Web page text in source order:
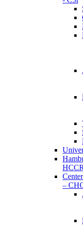
HCCR
–